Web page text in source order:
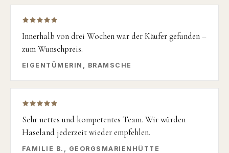
Innerhalb von drei Wochen war der Käufer gefunden –
zum Wunschpreis.
EIGENTÜMERIN, BRAMSCHE
Sehr nettes und kompetentes Team. Wir würden
Haseland jederzeit wieder empfehlen.
FAMILIE B., GEORGSMARIENHÜTTE